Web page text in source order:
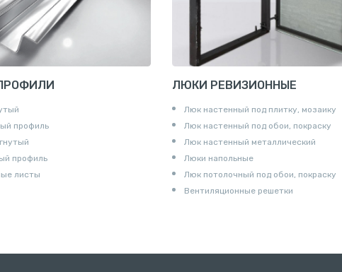
профиль
профиль
листы
ЛЮКИ РЕВИЗИОННЫЕ
Люк настенный под плитку, мозаику
Люк настенный под обои, покраску
Люк настенный металлический
Люки напольные
Люк потолочный под обои, покраску
Вентиляционные решетки